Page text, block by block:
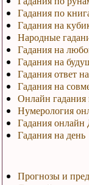
Гадания по
Гадания на
Народные
Гадания на
Гадания на
Гадания ответ
Гадания на
Онлайн
Нумерология
Гадания онлайн
Гадания на день
Прогнозы и